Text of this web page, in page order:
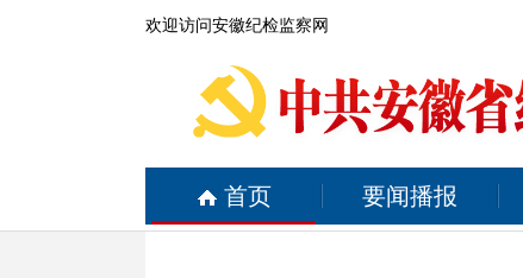
欢迎访问安徽纪检监察网
首页 要闻播报